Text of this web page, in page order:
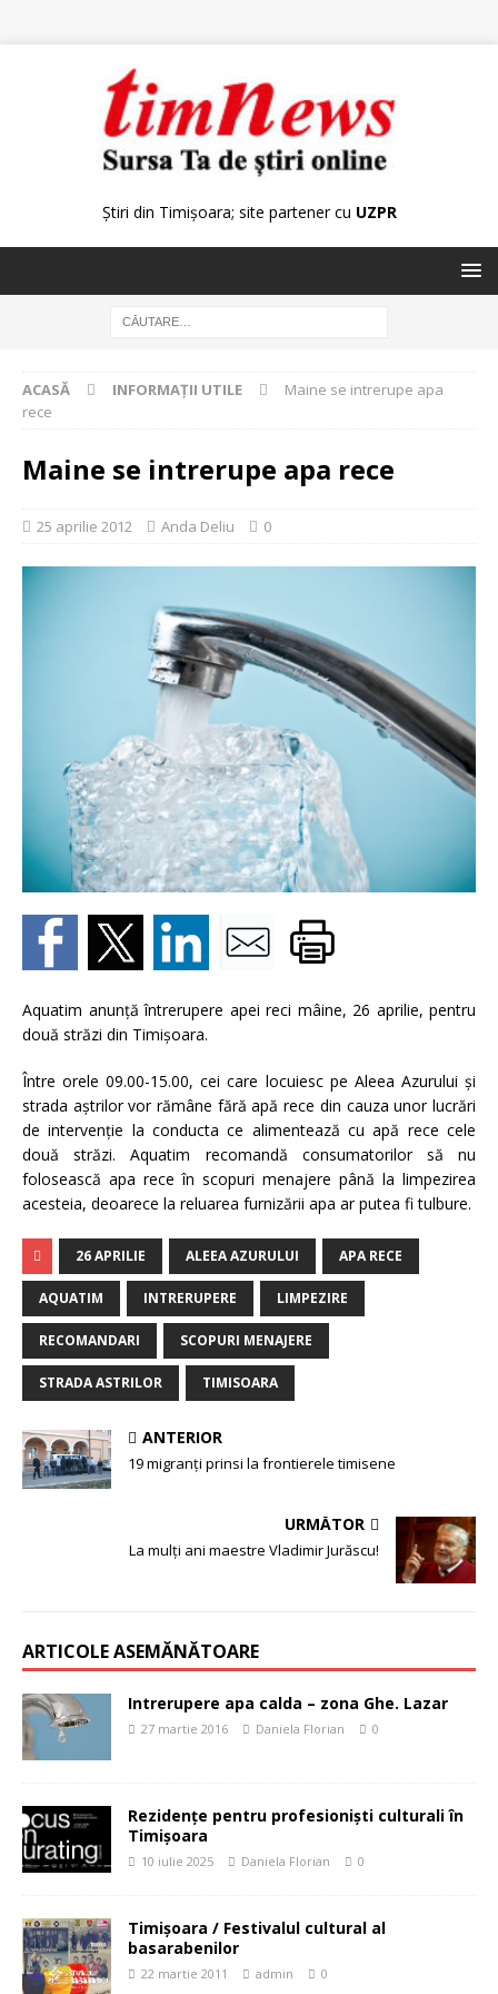
Știri din Timișoara; site partener cu UZPR
ACASĂ INFORMAȚII UTILE
Maine se intrerupe apa
rece
Maine se intrerupe apa rece
25 aprilie 2012 Anda Deliu 0
Aquatim anunţă întrerupere apei reci mâine, 26 aprilie, pentru
două străzi din Timişoara.
Între orele 09.00-15.00, cei care locuiesc pe Aleea Azurului şi
strada aştrilor vor rămâne fără apă rece din cauza unor lucrări
de intervenţie la conducta ce alimentează cu apă rece cele
două străzi. Aquatim recomandă consumatorilor să nu
folosească apa rece în scopuri menajere până la limpezirea
acesteia, deoarece la reluarea furnizării apa ar putea fi tulbure.
26 APRILIE ALEEA AZURULUI APA RECE
AQUATIM INTRERUPERE LIMPEZIRE
RECOMANDARI SCOPURI MENAJERE
STRADA ASTRILOR TIMISOARA
ANTERIOR
19 migranţi prinsi la frontierele timisene
URMĂTOR
La mulți ani maestre Vladimir Jurăscu!
ARTICOLE ASEMĂNĂTOARE
Intrerupere apa calda – zona Ghe. Lazar
27 martie 2016 Daniela Florian 0
Rezidențe pentru profesioniști culturali în
Timișoara
10 iulie 2025 Daniela Florian 0
Timişoara / Festivalul cultural al
basarabenilor
22 martie 2011 admin 0